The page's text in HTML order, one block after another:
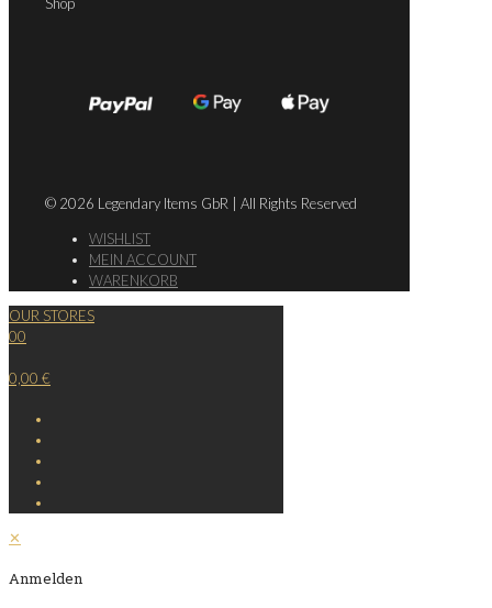
Shop
© 2026 Legendary Items GbR | All Rights Reserved
WISHLIST
MEIN ACCOUNT
WARENKORB
OUR STORES
00
0,00 €
✕
Anmelden